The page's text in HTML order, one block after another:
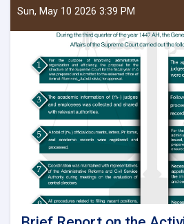
head
the
Supreme
Court
Visits
Kunduz,
Badakhshan,
Balkh,
Jawzjan
Baghlan
Provinces
Sun, May 10 2026 3:39 PM